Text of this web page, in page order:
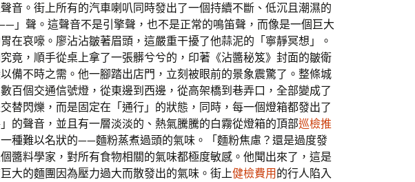
音。街上所有的汽車喇叭同時發出了一個持續不斷、低沉且潮濕的
」聲。這聲音不是引擎聲，也不是正常的鳴笛聲，而像是一個巨大
在哀嚎。廖沾沾皺著眉頭，這嚴重干擾了他蒜泥的「寧靜冥想」。
竟，順手從桌上拿了一張髒兮兮的，印著《沾醬秘笈》封面的皺衛
備不時之需。他一腳踏出店門，立刻被眼前的景象震驚了。整條城
百個交通信號燈，從東邊到西邊，從高架橋到巷弄口，全部變成了
替閃爍，而是固定在「通行」的狀態，同時，每一個燈箱都發出了
的聲音，並且有一層淡淡的、熱氣騰騰的白霧從燈箱的頂部巡檢推
種難以名狀的——麵粉蒸煮過頭的氣味。「麵粉焦慮？還是過度發
醬料學家，對所有食物相關的氣味都極度敏感。他聞出來了，這是
大的麵團因為壓力過大而散發出的氣味。街上健檢費用 的行人陷入